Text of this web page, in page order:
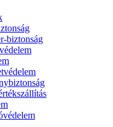
biztonság